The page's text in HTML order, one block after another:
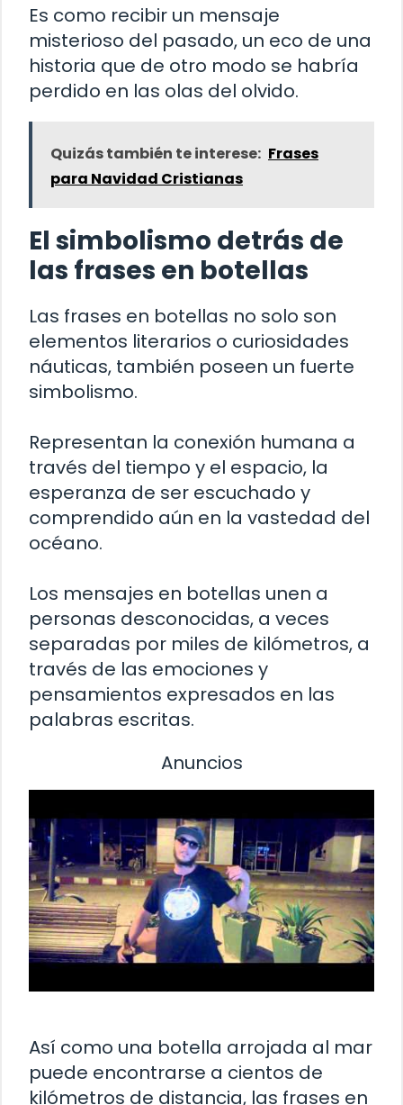
Es como recibir un mensaje
misterioso del pasado, un eco de una
historia que de otro modo se habría
perdido en las olas del olvido.
Quizás también te interese: Frases
para Navidad Cristianas
El simbolismo detrás de
las frases en botellas
Las frases en botellas no solo son
elementos literarios o curiosidades
náuticas, también poseen un fuerte
simbolismo.
Representan la conexión humana a
través del tiempo y el espacio, la
esperanza de ser escuchado y
comprendido aún en la vastedad del
océano.
Los mensajes en botellas unen a
personas desconocidas, a veces
separadas por miles de kilómetros, a
través de las emociones y
pensamientos expresados en las
palabras escritas.
Anuncios
Así como una botella arrojada al mar
puede encontrarse a cientos de
kilómetros de distancia, las frases en